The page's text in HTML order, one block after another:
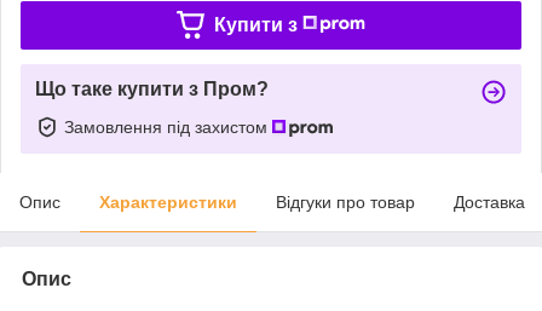
Купити з
Що таке купити з Пром?
Замовлення під захистом
Опис Характеристики Відгуки про товар Доставка
Опис